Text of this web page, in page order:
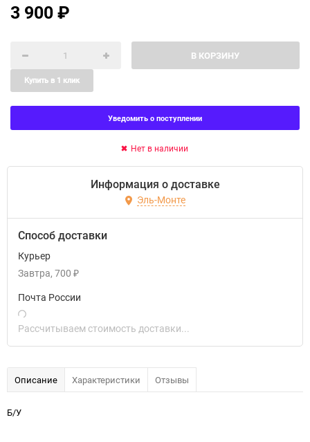
3 900₽
В КОРЗИНУ
Купить в 1 клик
Уведомить о поступлении
Нет в наличии
Информация о доставке
Эль-Монте
Способ доставки
Курьер
Завтра 700 ₽
Почта России
Рассчитываем стоимость доставки...
Описание Характеристики Отзывы
Б/У